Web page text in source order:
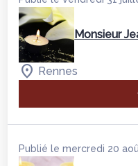
Monsieur
Rennes
Publié le mercredi 20